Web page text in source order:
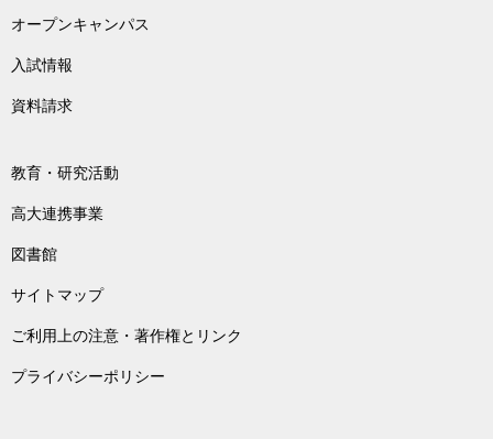
オープンキャンパス
入試情報
資料請求
教育・研究活動
高大連携事業
図書館
サイトマップ
ご利用上の注意・著作権とリンク
プライバシーポリシー